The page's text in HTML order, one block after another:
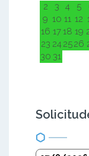
2
3 4 5
9 10 11 12
16 1718 19
23 24 2526
30 31